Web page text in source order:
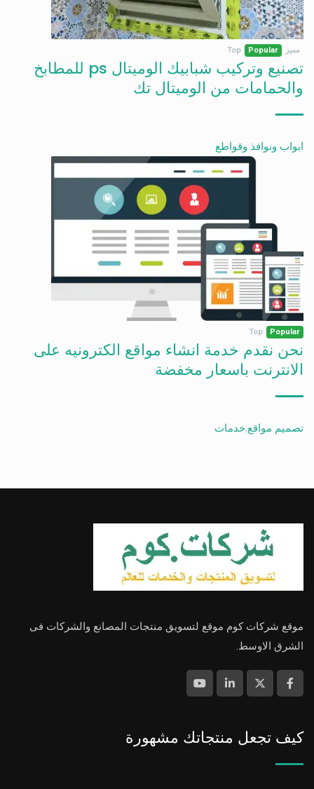
مميز Popular
Top
تصنيع وتركيب شبابيك الوميتال ps للمطابخ
والحمامات من الوميتال تك
ابواب ونوافذ وقواطع
Popular
Top
نحن نقدم خدمة انشاء مواقع الكترونيه على
الانترنت باسعار مخفضة
تصميم مواقع,خدمات
موقع شركات كوم موقع لتسويق منتجات المصانع والشركات فى
الشرق الاوسط.
كيف تجعل منتجاتك مشهورة